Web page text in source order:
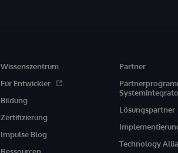
Wissenszentrum
Für Entwickler
Bildung
Zertifizierung
Impulse Blog
Partner
Lösungspartner
Technology